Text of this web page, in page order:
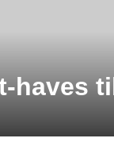
haves